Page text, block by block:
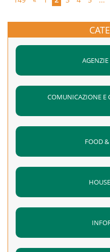
imprese classificate a rischio
COMUNICAZIONE E
FOOD &